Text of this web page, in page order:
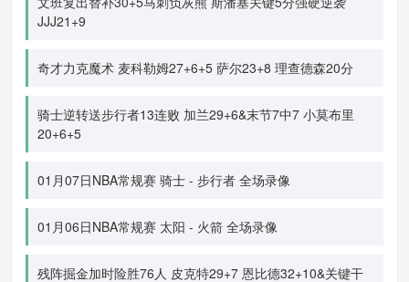
JJJ21+9
奇才力克魔术 麦科勒姆27+6+5 萨尔23+8 理查德森20分
骑士逆转送步行者13连败 加兰29+6&末节7中7 小莫布里
20+6+5
01月07日NBA常规赛 骑士 - 步行者 全场录像
01月06日NBA常规赛 太阳 - 火箭 全场录像
残阵掘金加时险胜76人 皮克特29+7 恩比德32+10&关键干